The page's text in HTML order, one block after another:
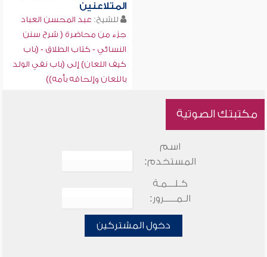
المتلاعنين
للشيخ: عبد المحسن العباد
جزء من محاضرة ( شرح سنن
النسائي - كتاب الطلاق - (باب
كيف اللعان) إلى (باب نفي الولد
باللعان وإلحاقه بأمه))
مكتبتك الصوتية
اسم
المستخدم:
كـلـــمـة
الـمـــــرور:
دخول المشتركين